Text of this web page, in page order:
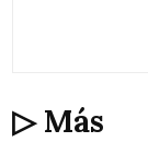
▷ Más